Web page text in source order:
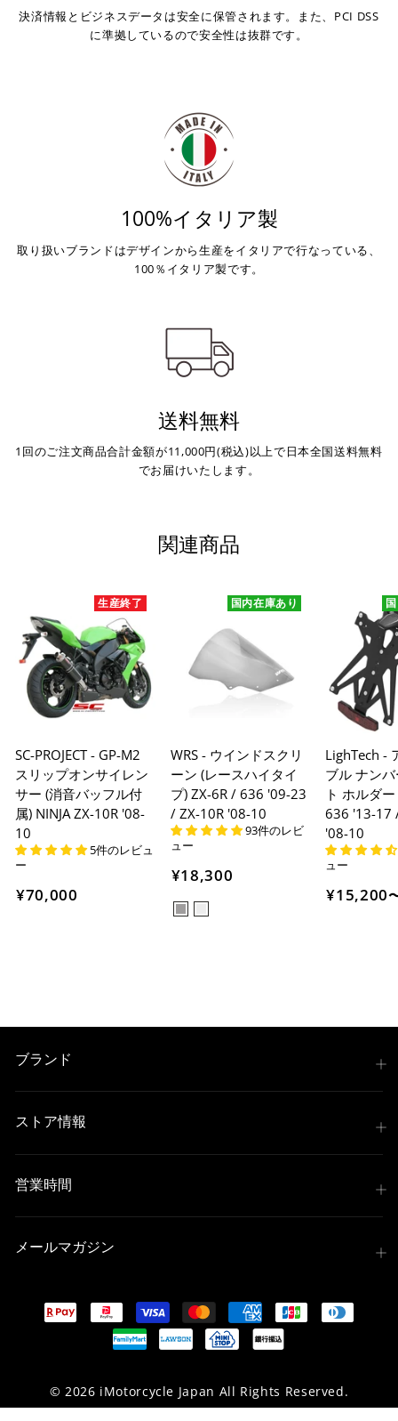
決済情報とビジネスデータは安全に保管されます。また、PCI DSS
に準拠しているので安全性は抜群です。
100%イタリア製
取り扱いブランドはデザインから生産をイタリアで行なっている、
100％イタリア製です。
送料無料
1回のご注文商品合計金額が11,000円(税込)以上で日本全国送料無料
でお届けいたします。
関連商品
生産終了
SC-PROJECT - GP-M2
スリップオンサイレン
サー (消音バッフル付
属) NINJA ZX-10R '08-
10
5件のレビュ
ー
¥70,000
国内在庫あり
WRS - ウインドスクリ
ーン (レースハイタイ
プ) ZX-6R / 636 '09-23
/ ZX-10R '08-10
93件のレビ
ュー
¥18,300
LighTech -
ブル ナン
ト ホルダ
636 '13-17
'08-10
ュー
¥15,200
ブランド
ストア情報
営業時間
メールマガジン
© 2026 iMotorcycle Japan All Rights Reserved.